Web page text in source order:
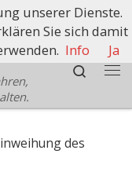
Search
des
unserer Dienste.
Sie sich damit
Info Ja